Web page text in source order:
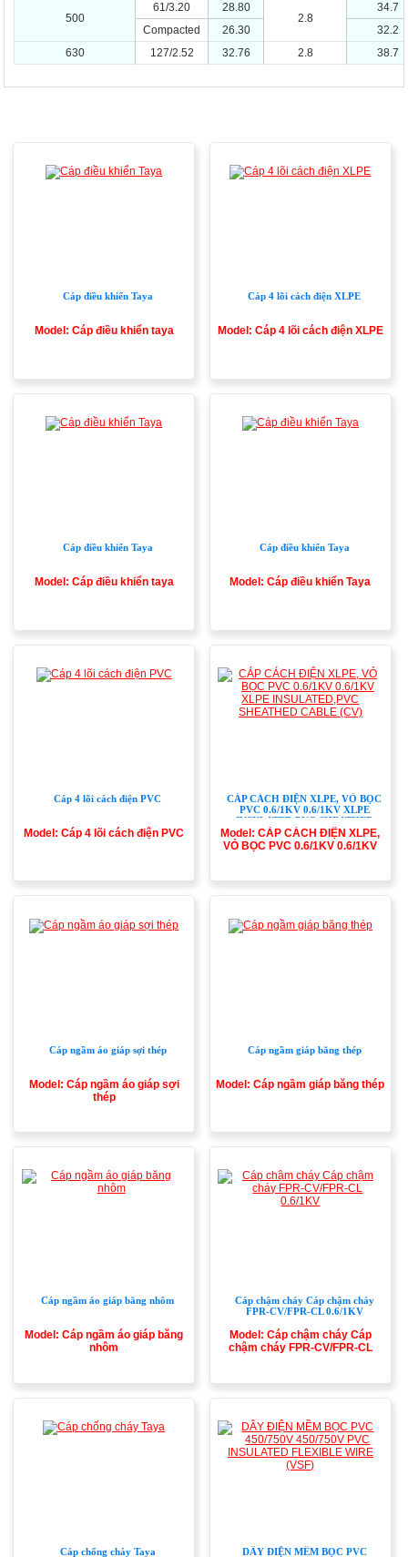
500
61/3.20
28.80
2.8
34.7
Compacted
26.30
32.2
630
127/2.52 32.76 2.8 38.7
Cáp điều khiển Taya
Model: Cáp điều khiển taya
Cáp 4 lõi cách điện XLPE
Model: Cáp 4 lõi cách điện XLPE
Cáp điều khiển Taya
Model: Cáp điều khiển taya
Cáp điều khiển Taya
Model: Cáp điều khiển Taya
Cáp 4 lõi cách điện PVC
Model: Cáp 4 lõi cách điện PVC
CÁP CÁCH ĐIỆN XLPE, VỎ BỌC
PVC 0.6/1KV 0.6/1KV XLPE
INSULATED,PVC SHEATHED
CABLE (CV)
Model: CÁP CÁCH ĐIỆN XLPE,
VỎ BỌC PVC 0.6/1KV 0.6/1KV
Cáp ngầm áo giáp sợi thép
Model: Cáp ngầm áo giáp sợi
thép
Cáp ngầm giáp băng thép
Model: Cáp ngầm giáp băng thép
Cáp ngầm áo giáp băng nhôm
Model: Cáp ngầm áo giáp băng
nhôm
Cáp chậm cháy Cáp chậm cháy
FPR-CV/FPR-CL 0.6/1KV
Model: Cáp chậm cháy Cáp
chậm cháy FPR-CV/FPR-CL
Cáp chống cháy Taya DÂY ĐIỆN MỀM BỌC PVC